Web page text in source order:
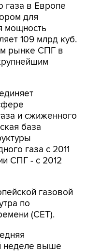
газа в Европе
для
мощность
109 млрд куб.
рынке СПГ в
и сжиженного
база
газа с 2011
СПГ - с 2012
газовой
по
(CET).
неделе выше